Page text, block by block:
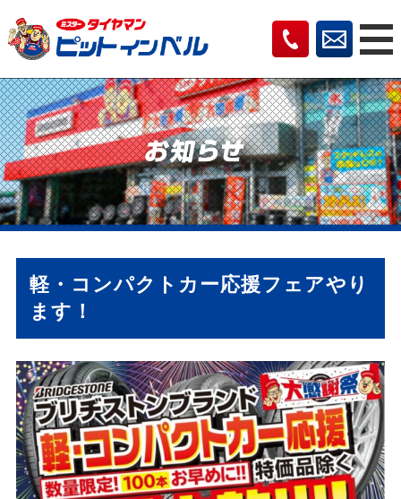
軽・コンパクトカー応援フェアやり
ます！